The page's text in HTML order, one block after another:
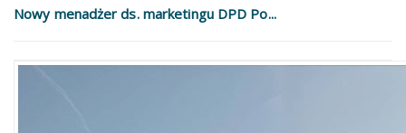
Nowy menadżer ds. marketingu DPD Po...